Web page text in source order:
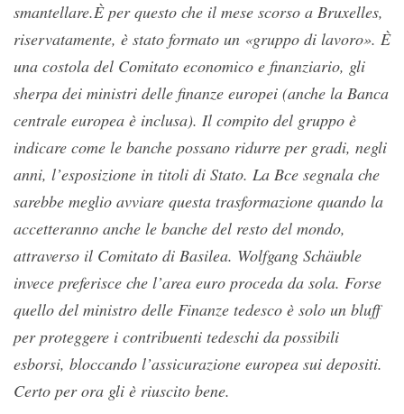
smantellare.È per questo che il mese scorso a Bruxelles,
riservatamente, è stato formato un «gruppo di lavoro». È
una costola del Comitato economico e finanziario, gli
sherpa dei ministri delle finanze europei (anche la Banca
centrale europea è inclusa). Il compito del gruppo è
indicare come le banche possano ridurre per gradi, negli
anni, l’esposizione in titoli di Stato. La Bce segnala che
sarebbe meglio avviare questa trasformazione quando la
accetteranno anche le banche del resto del mondo,
attraverso il Comitato di Basilea. Wolfgang Schäuble
invece preferisce che l’area euro proceda da sola. Forse
quello del ministro delle Finanze tedesco è solo un bluff
per proteggere i contribuenti tedeschi da possibili
esborsi, bloccando l’assicurazione europea sui depositi.
Certo per ora gli è riuscito bene.